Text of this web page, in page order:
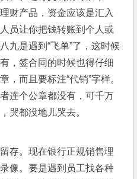
财产品，资金应该是汇入
员让你把钱转账到个人或
九是遇到“飞单”了，这时候
，签合同的时候也得仔细
，而且要标注“代销”字样。
连个公章都没有，可千万
哭都没地儿哭去。
存。现在银行正规销售理
像。要是遇到员工找各种